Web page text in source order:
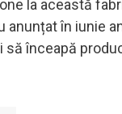
la această
anunțat în iunie
să înceapă